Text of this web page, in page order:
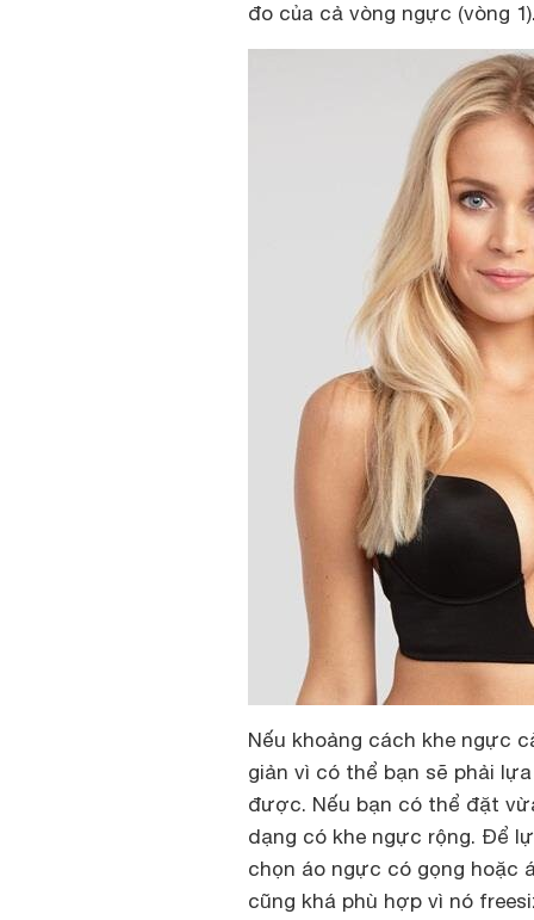
đo của cả vòng ngực (vòng
Nếu khoảng cách khe ngực
giản vì có thể bạn sẽ phải
được. Nếu bạn có thể đặt
dạng có khe ngực rộng. Để
chọn áo ngực có gọng hoặc
cũng khá phù hợp vì nó